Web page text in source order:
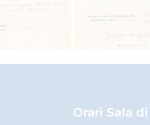
Orari Sala